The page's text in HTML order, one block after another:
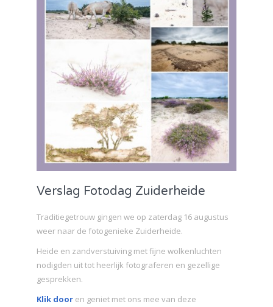
Verslag Fotodag Zuiderheide
Traditiegetrouw gingen we op zaterdag 16 augustus
weer naar de fotogenieke Zuiderheide.
Heide en zandverstuiving met fijne wolkenluchten
nodigden uit tot heerlijk fotograferen en gezellige
gesprekken.
Klik door en geniet met ons mee van deze